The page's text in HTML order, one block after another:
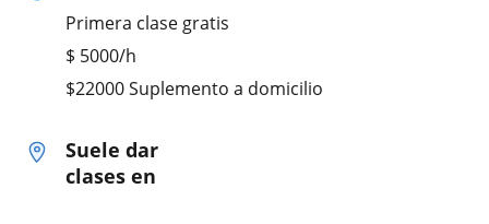
Primera clase gratis
$ 5000/h
$22000 Suplemento a domicilio
Suele dar
clases en